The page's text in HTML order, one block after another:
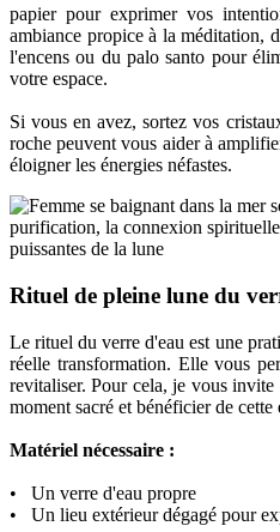
papier pour exprimer vos
ambiance propice à la méditation,
l'encens ou du palo santo pour
votre espace.
Si vous en avez, sortez vos
roche peuvent vous aider à
éloigner les énergies néfastes.
Rituel de pleine lune du
Le rituel du verre d'eau est une
réelle transformation. Elle vous
revitaliser. Pour cela, je vous invite
moment sacré et bénéficier de cette
Matériel nécessaire :
• Un verre d'eau propre
• Un lieu extérieur dégagé pour